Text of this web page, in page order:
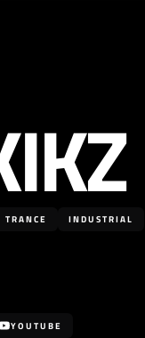
TRANCE INDUSTRIAL
YOUTUBE